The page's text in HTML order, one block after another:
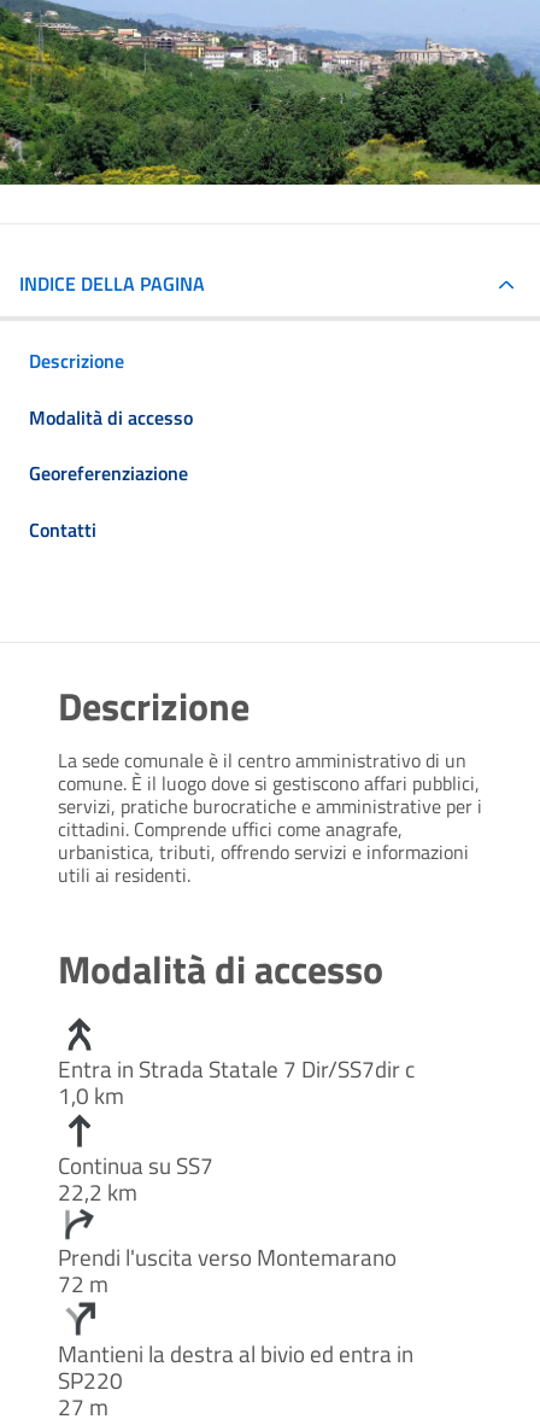
INDICE DELLA PAGINA
Descrizione
Modalità di accesso
Georeferenziazione
Contatti
Descrizione
La sede comunale è il centro amministrativo di un
comune. È il luogo dove si gestiscono affari pubblici,
servizi, pratiche burocratiche e amministrative per i
cittadini. Comprende uffici come anagrafe,
urbanistica, tributi, offrendo servizi e informazioni
utili ai residenti.
Modalità di accesso
Entra in Strada Statale 7 Dir/SS7dir c
1,0 km
Continua su SS7
22,2 km
Prendi l'uscita verso Montemarano
72 m
Mantieni la destra al bivio ed entra in
SP220
27 m